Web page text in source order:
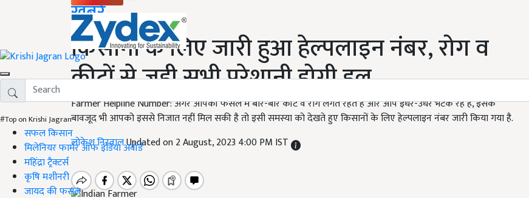
#Top on Krishi Jagran
सफल किसान
मिलेनियर फार्मर ऑफ इंडिया अवॉर्ड
महिंद्रा ट्रैक्टर्स
कृषि मशीनरी
जायद की फसल
ख़बरें
किसानों के लिए जारी हुआ हेल्पलाइन नंबर, रोग व
कीटों से जुड़ी सभी परेशानी होगी हल
Farmer Helpline Number: अगर आपकी फसल में बार-बार कीट व रोग लगते रहते हैं और आप इधर-उधर भटक रहे हैं, इसके
बावजूद भी आपको इससे निजात नहीं मिल सकी है तो इसी समस्या को देखते हुए किसानों के लिए हेल्पलाइन नंबर जारी किया गया है.
लोकेश निरवालUpdated on 2 August, 2023 4:00 PM IST